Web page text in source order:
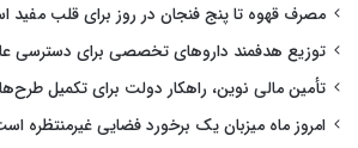
مصرف قهوه تا پنج فنجان در روز برای قلب مفید
توزیع هدفمند داروهای تخصصی برای دسترسی
تأمین مالی نوین، راهکار دولت برای تکمیل
امروز ماه میزبان یک برخورد فضایی غیرمنتظره